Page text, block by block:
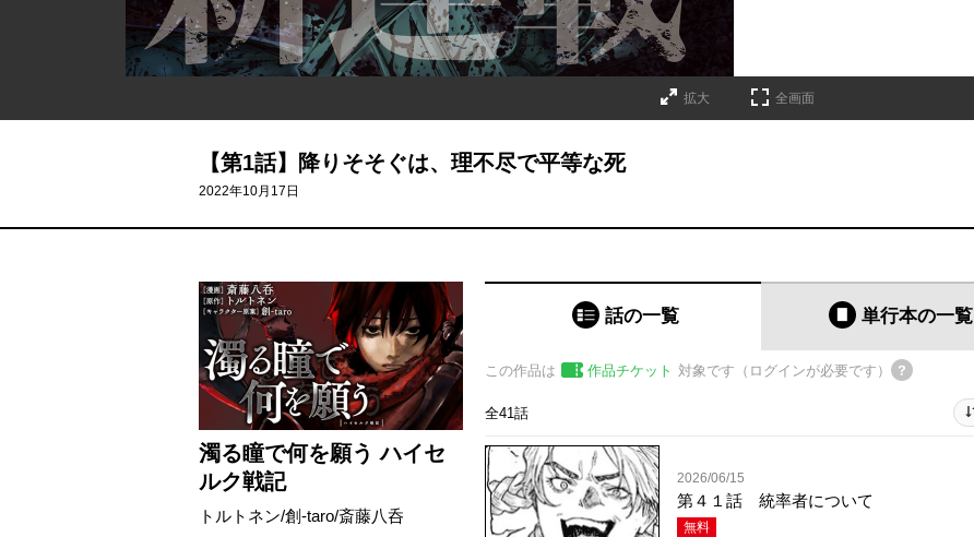
拡大 全画面
【第1話】降りそそぐは、理不尽で平等な死
2022年10月17日
濁る瞳で何を願う ハイセ
ルク戦記
トルトネン/創-taro/斎藤八呑
話の一覧 単行本の一覧
この作品は 作品チケット 対象です（ログインが必要です）
全41話
2026/06/15
第４１話 統率者について
無料